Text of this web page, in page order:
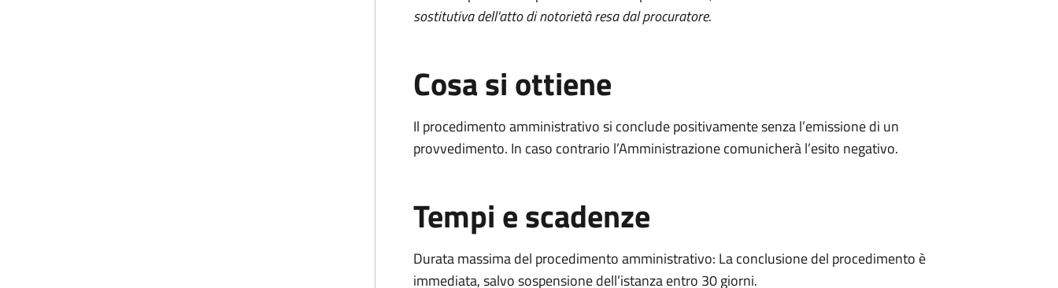
sostitutiva dell'atto di notorietà resa dal procuratore.
Cosa si ottiene
Il procedimento amministrativo si conclude positivamente senza l’emissione di un
provvedimento. In caso contrario l’Amministrazione comunicherà l’esito negativo.
Tempi e scadenze
Durata massima del procedimento amministrativo: La conclusione del procedimento è
immediata, salvo sospensione dell’istanza entro 30 giorni.